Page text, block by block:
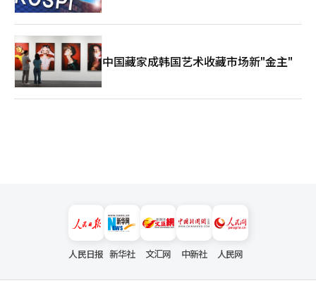
中国藏家成韩国艺术收藏市场新"金主"
人民日报 新华社 文汇网 中新社 人民网